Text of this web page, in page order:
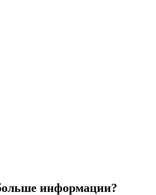
информации?